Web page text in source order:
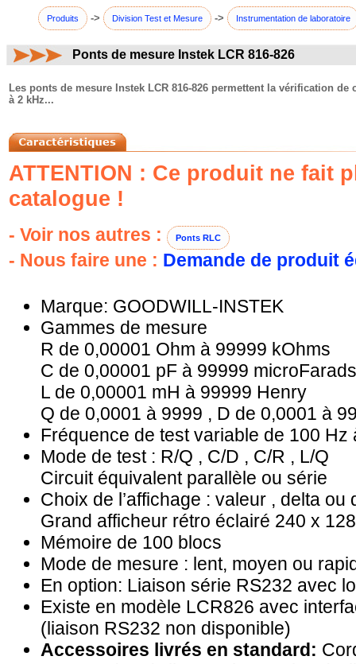
Produits -> Division Test et Mesure -> Instrumentation de laboratoire
Ponts de mesure Instek LCR 816-826
Les ponts de mesure Instek LCR 816-826 permettent la vérification
à 2 kHz...
ATTENTION : Ce produit ne fait
catalogue !
- Voir nos autres : Ponts RLC
- Nous faire une : Demande de produit
Marque: GOODWILL-INSTEK
Gammes de mesure
R de 0,00001 Ohm à 99999 kOhms
C de 0,00001 pF à 99999 microFarads
L de 0,00001 mH à 99999 Henry
Q de 0,0001 à 9999 , D de 0,0001 à
Fréquence de test variable de 100 Hz
Mode de test : R/Q , C/D , C/R , L/Q
Circuit équivalent parallèle ou série
Choix de l’affichage : valeur , delta ou
Grand afficheur rétro éclairé 240 x
Mémoire de 100 blocs
Mode de mesure : lent, moyen ou
En option: Liaison série RS232 avec
Existe en modèle LCR826 avec
(liaison RS232 non disponible)
Accessoires livrés en standard: